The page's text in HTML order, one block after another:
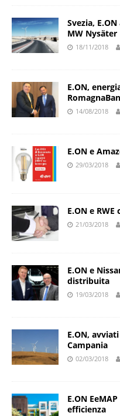
Svezia,
MW Nysäter
18/11/2018
E.ON,
14/08/2018
E.ON e
29/03/2018
E.ON e
21/03/2018
E.ON e
distribuita
19/03/2018
E.ON,
Campania
02/03/2018
E.ON
efficienza